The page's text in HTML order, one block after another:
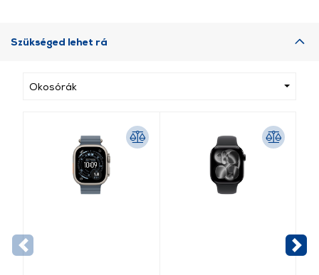
Szükséged lehet rá
Okosórák